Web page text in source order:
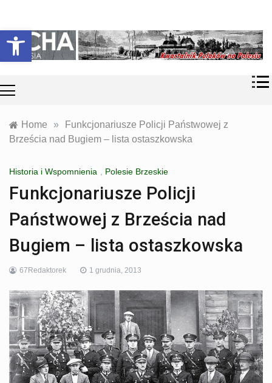
Otwórz pasek narzędzi
content
Echa
Polesia
współczesność
Polaków na
Polesiu.
Home »
Funkcjonariusze Policji Państwowej z
Brześcia nad Bugiem – lista ostaszkowska
Historia i Wspomnienia , Polesie Brzeskie
Funkcjonariusze Policji
Państwowej z Brześcia nad
Bugiem – lista ostaszkowska
67Redaktorek 1 grudnia, 2013